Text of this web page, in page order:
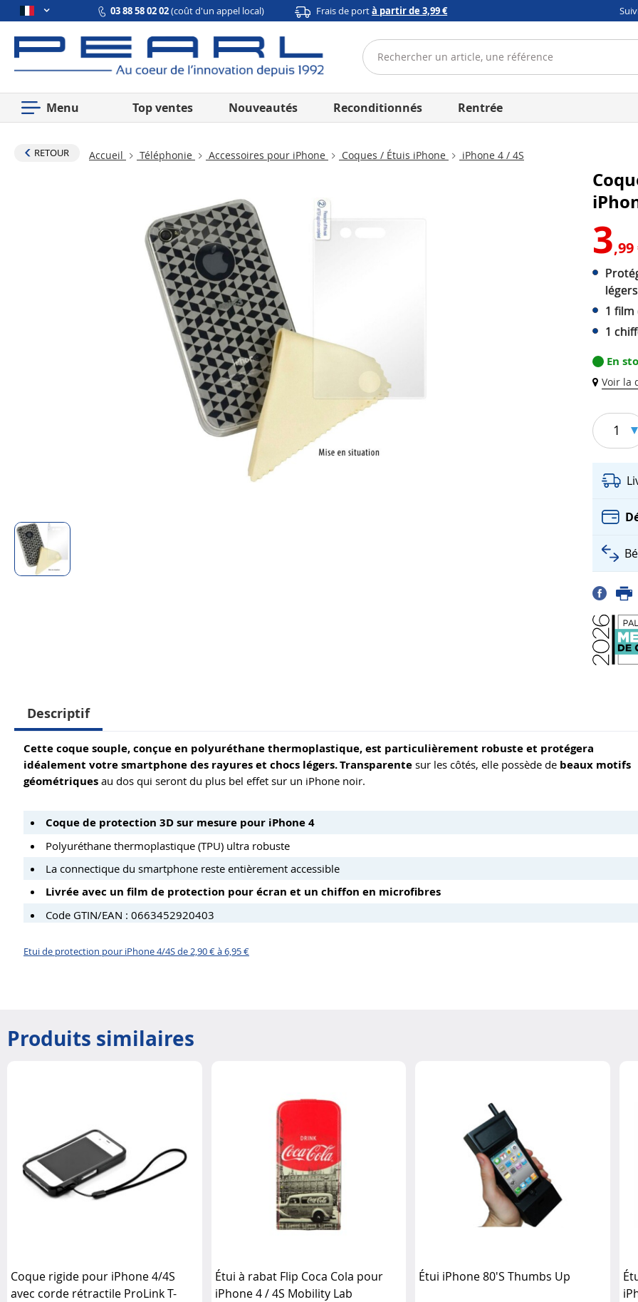
03 88 58 02 02(coût d'un appel local) Frais de portà partir de 3,99 €
Menu Top ventes Nouveautés Reconditionnés Rentrée
RETOUR Accueil Téléphonie Accessoires pour iPhone Coques / Étuis iPhone iPhone 4 / 4S
3,99
légers
1
1
En
Voir la
1
Descriptif
Cette coque souple, conçue en polyuréthane thermoplastique, est particulièrement robuste et protégera
idéalement votre smartphone des rayures et chocs légers.Transparente sur les côtés, elle possède de beaux motifs
géométriques au dos qui seront du plus bel effet sur un iPhone noir.
Coque de protection 3D sur mesure pour iPhone 4
Polyuréthane thermoplastique (TPU) ultra robuste
La connectique du smartphone reste entièrement accessible
Livrée avec un film de protection pour écran et un chiffon en microfibres
Code GTIN/EAN : 0663452920403
Etui de protection pour iPhone 4/4S de 2,90 € à 6,95 €
Produits similaires
Coque rigide pour iPhone 4/4S
avec corde rétractile ProLink T-
Étui à rabat Flip Coca Cola pour
iPhone 4 / 4S Mobility Lab
Étui iPhone 80'S Thumbs Up